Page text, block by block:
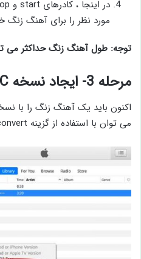
مورد نظر را برای آهنگ زنگ
توجه: طول آهنگ زنگ حداکثر می تواند 30
مرحله 3- ایجاد نسخه AAC
می توان با استفاده از گزینه convert در iTones انجام داد .